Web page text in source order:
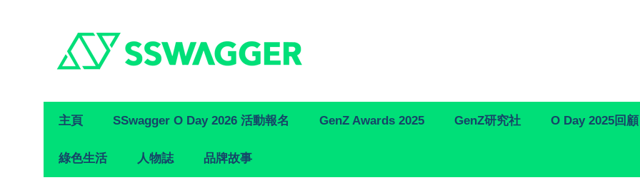
Primary
Navigation
主頁 SSwagger O Day 2026 活動報名 GenZ Awards 2025 GenZ研究社 O Day 2025回顧
綠色生活 人物誌 品牌故事